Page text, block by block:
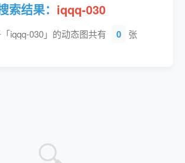
索结果： iqqq-030
iqqq-030」的动态图共有 0 张